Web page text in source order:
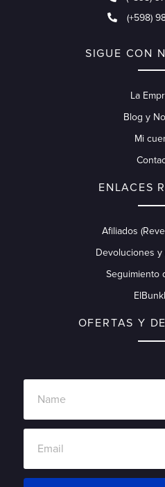
(+598)
SIGUE CON
La
Blog y
Mi
ENLACES
Afiliados
Devoluciones
Seguimiento
OFERTAS Y